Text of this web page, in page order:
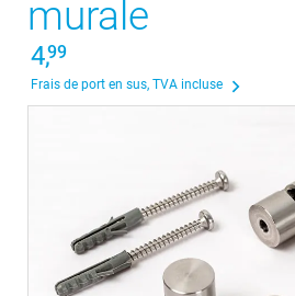
murale
4,99
Frais de port en sus, TVA incluse